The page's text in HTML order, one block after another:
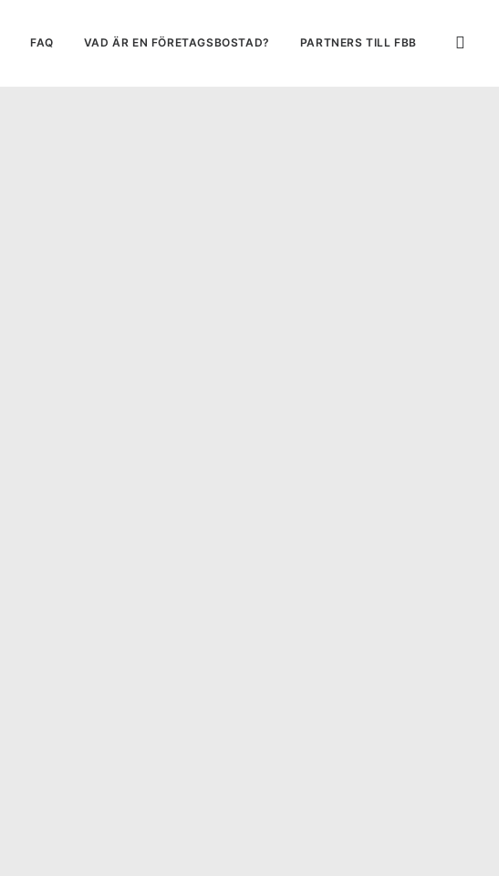
FAQ VAD ÄR EN FÖRETAGSBOSTAD? PARTNERS TILL FBB